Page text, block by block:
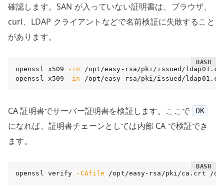
確認します。SAN が入っていない証明書は、ブラウザ、
curl、LDAP クライアントなどで名前検証に失敗すること
があります。
openssl x509 -in
/opt/easy-rsa/pki/issued/
openssl x509
-in /opt/easy-rsa/pki/issued/
CA 証明書でサーバー証明書を検証します。ここで OK
になれば、証明書チェーンとしては内部 CA で検証でき
ます。
openssl verify -CAfile /opt/easy-rsa/pki/ca.crt /